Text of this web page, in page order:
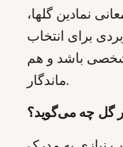
نمادین گلها،
نکات کاربردی برای انتخاب
باشد و هم
ماندگار.
گل چه می‌گوید؟